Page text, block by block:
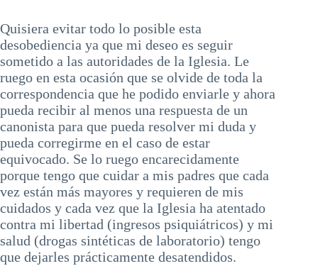
Quisiera evitar todo lo posible esta
desobediencia ya que mi deseo es seguir
sometido a las autoridades de la Iglesia. Le
ruego en esta ocasión que se olvide de toda la
correspondencia que he podido enviarle y ahora
pueda recibir al menos una respuesta de un
canonista para que pueda resolver mi duda y
pueda corregirme en el caso de estar
equivocado. Se lo ruego encarecidamente
porque tengo que cuidar a mis padres que cada
vez están más mayores y requieren de mis
cuidados y cada vez que la Iglesia ha atentado
contra mi libertad (ingresos psiquiátricos) y mi
salud (drogas sintéticas de laboratorio) tengo
que dejarles prácticamente desatendidos.